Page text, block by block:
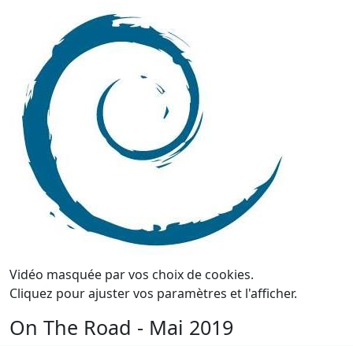
Vidéo masquée par vos choix de cookies.
Cliquez pour ajuster vos paramètres et l'afficher.
On The Road - Mai 2019